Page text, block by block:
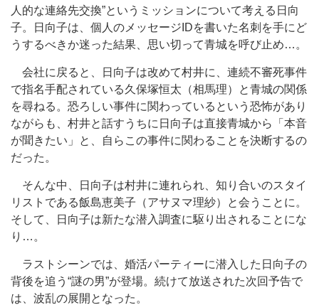
人的な連絡先交換”というミッションについて考える日向
子。日向子は、個人のメッセージIDを書いた名刺を手にど
うするべきか迷った結果、思い切って青城を呼び止め…。
会社に戻ると、日向子は改めて村井に、連続不審死事件
で指名手配されている久保塚恒太（相馬理）と青城の関係
を尋ねる。恐ろしい事件に関わっているという恐怖があり
ながらも、村井と話すうちに日向子は直接青城から「本音
が聞きたい」と、自らこの事件に関わることを決断するの
だった。
そんな中、日向子は村井に連れられ、知り合いのスタイ
リストである飯島恵美子（アサヌマ理紗）と会うことに。
そして、日向子は新たな潜入調査に駆り出されることにな
り…。
ラストシーンでは、婚活パーティーに潜入した日向子の
背後を追う“謎の男”が登場。続けて放送された次回予告で
は、波乱の展開となった。